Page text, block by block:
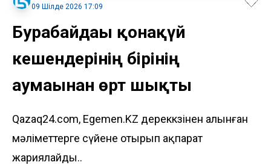
09 Шілде 2026 17:09
Бурабайдағы қонақүй
кешендерінің бірінің
аумағынан өрт шықты
Qazaq24.com, Egemen.KZ дереккөзінен алынған
мәліметтерге сүйене отырып ақпарат
жариялайды..